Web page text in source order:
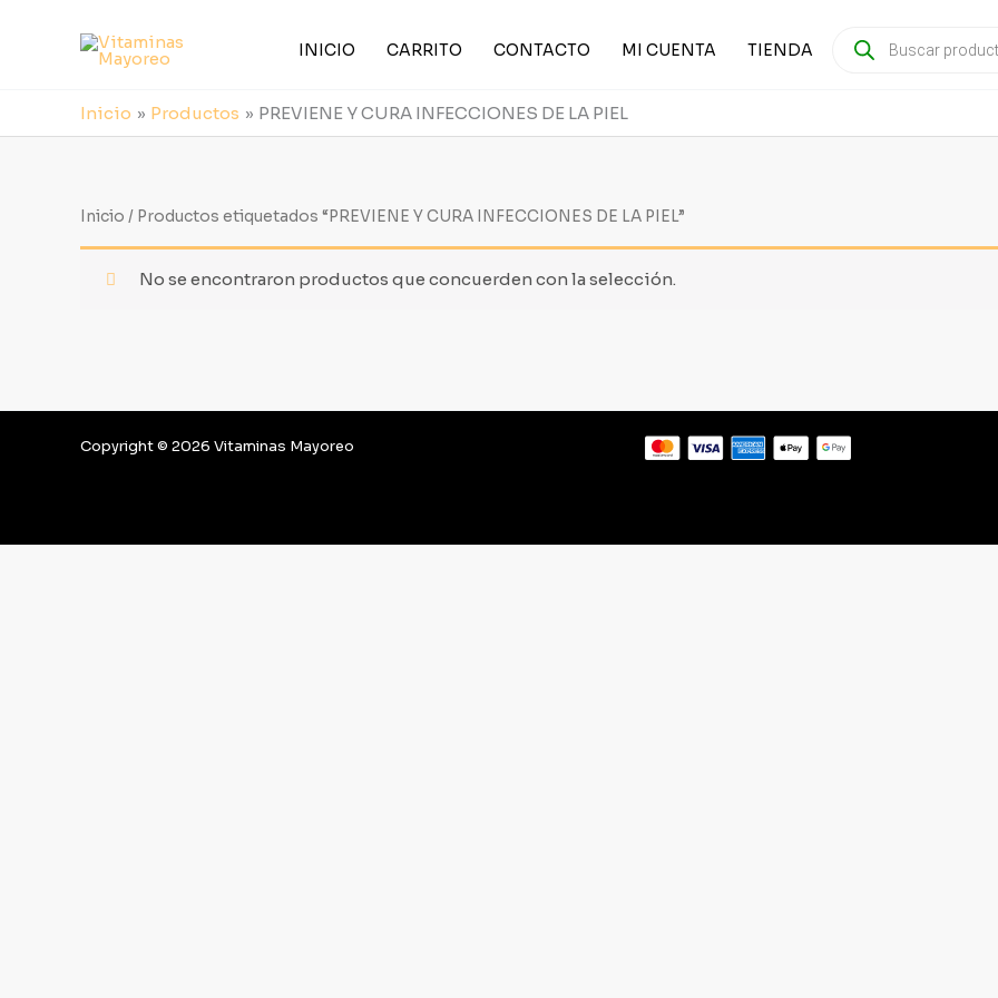
INICIO CARRITO CONTACTO MI CUENTA TIENDA SEARCH
Inicio Productos PREVIENE Y CURA INFECCIONES DE LA PIEL
Inicio / Productos etiquetados “PREVIENE Y CURA INFECCIONES DE LA PIEL”
No se encontraron productos que concuerden con la selección.
Copyright © 2026 Vitaminas Mayoreo